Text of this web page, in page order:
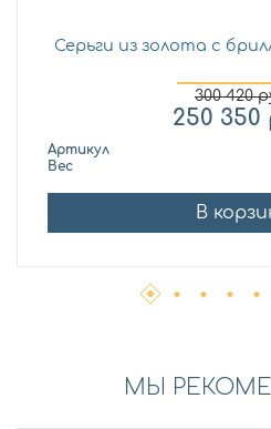
Серьги из золота с
300 420
250 350
Артикул
Вес
В
МЫ